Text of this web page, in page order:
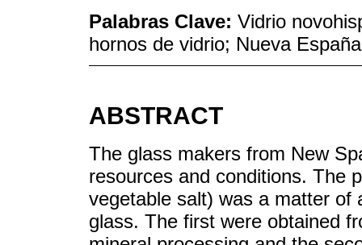
Palabras Clave: Vidrio
hornos de vidrio; Nueva
ABSTRACT
The glass makers from New
resources and conditions. The
vegetable salt) was a matter of
glass. The first were obtained